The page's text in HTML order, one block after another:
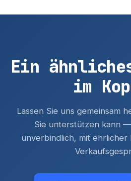
Ein
im
Lassen Sie uns gemeinsam
Sie unterstützen kann
unverbindlich, mit ehrlicher